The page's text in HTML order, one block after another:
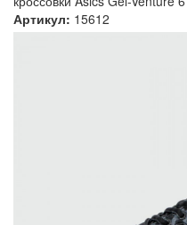
Артикул: 15612